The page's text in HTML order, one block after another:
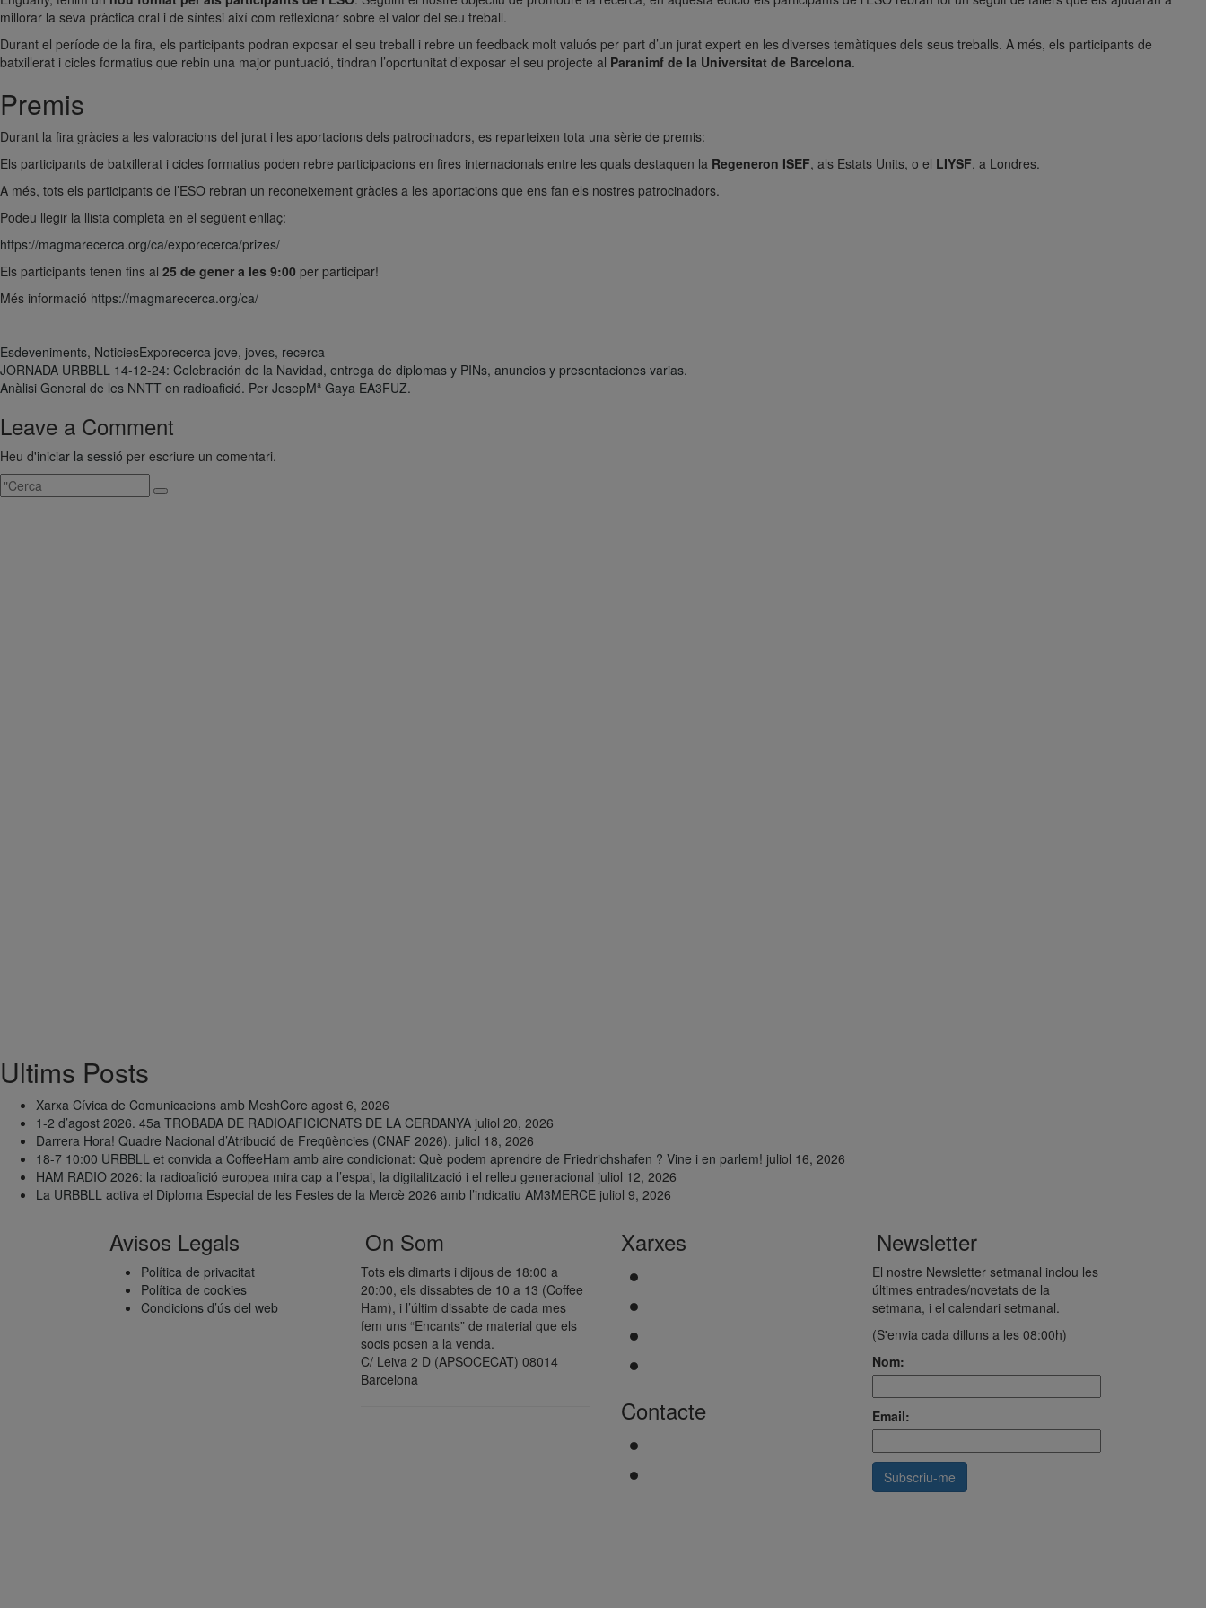
millorar la seva pràctica oral i de síntesi així com reflexionar sobre el valor del seu treball.
Durant el període de la fira, els participants podran exposar el seu treball i rebre un feedback molt valuós per part d’un jurat expert en les diverses temàtiques dels seus treballs. A més, els participants de
batxillerat i cicles formatius que rebin una major puntuació, tindran l’oportunitat d’exposar el seu projecte al Paranimf de la Universitat de Barcelona.
Premis
Durant la fira gràcies a les valoracions del jurat i les aportacions dels patrocinadors, es reparteixen tota una sèrie de premis:
Els participants de batxillerat i cicles formatius poden rebre participacions en fires internacionals entre les quals destaquen la Regeneron ISEF, als Estats Units, o el LIYSF, a Londres.
A més, tots els participants de l’ESO rebran un reconeixement gràcies a les aportacions que ens fan els nostres patrocinadors.
Podeu llegir la llista completa en el següent enllaç:
https://magmarecerca.org/ca/exporecerca/prizes/
Els participants tenen fins al 25 de gener a les 9:00 per participar!
Més informació https://magmarecerca.org/ca/
Esdeveniments, NoticiesExporecerca jove, joves, recerca
Navegació
d'entrades
JORNADA URBBLL 14-12-24: Celebración de la Navidad, entrega de diplomas y PINs, anuncios y presentaciones varias.
Anàlisi General de les NNTT en radioafició. Per JosepMª Gaya EA3FUZ.
Leave a Comment
Heu d'iniciar la sessió per escriure un comentari.
Ultims Posts
Xarxa Cívica de Comunicacions amb MeshCore agost 6, 2026
1-2 d’agost 2026. 45a TROBADA DE RADIOAFICIONATS DE LA CERDANYA juliol 20, 2026
Darrera Hora! Quadre Nacional d’Atribució de Freqüències (CNAF 2026). juliol 18, 2026
18-7 10:00 URBBLL et convida a CoffeeHam amb aire condicionat: Què podem aprendre de Friedrichshafen ? Vine i en parlem! juliol 16, 2026
HAM RADIO 2026: la radioafició europea mira cap a l’espai, la digitalització i el relleu generacional juliol 12, 2026
La URBBLL activa el Diploma Especial de les Festes de la Mercè 2026 amb l’indicatiu AM3MERCE juliol 9, 2026
Avisos Legals
Política de privacitat
Política de cookies
Condicions d’ús del web
On Som
Tots els dimarts i dijous de 18:00 a
20:00, els dissabtes de 10 a 13 (Coffee
Ham), i l’últim dissabte de cada mes
fem uns “Encants” de material que els
socis posen a la venda.
C/ Leiva 2 D (APSOCECAT) 08014
Barcelona
Xarxes
Contacte
Newsletter
El nostre Newsletter setmanal inclou les
últimes entrades/novetats de la
setmana, i el calendari setmanal.
(S'envia cada dilluns a les 08:00h)
Nom:
Email: